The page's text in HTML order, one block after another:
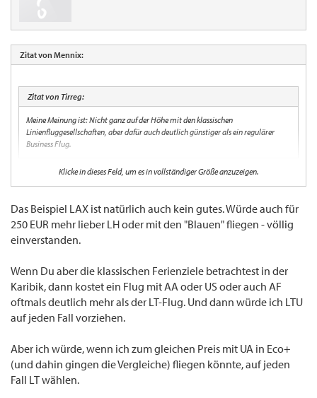
Zitat von Mennix:
Zitat von Tirreg:
Meine Meinung ist: Nicht ganz auf der Höhe mit den klassischen
Linienfluggesellschaften, aber dafür auch deutlich günstiger als ein regulärer
Business Flug.
Deutlich? 250 Euro ist für den dort gebotenen Sitz im Vergleich zu "normalen"
ca. 2.300 all inc. nach LAX komme, dürfte LTU maximal die Hälfte kosten. Über 2000
sind jedoch definitiv das Geld nicht wert. Es mag ja individuelle Geschmacksache sein.
Aber ich gebe nicht mehr als EUR 1.000 für einen Langstreckenflug aus, bei dem ich auf
dem Nachtflug nicht schlafen kann.
Klicke in dieses Feld, um es in vollständiger Größe anzuzeigen.
Das Beispiel LAX ist natürlich auch kein gutes. Würde auch für
250 EUR mehr lieber LH oder mit den "Blauen" fliegen - völlig
einverstanden.
Wenn Du aber die klassischen Ferienziele betrachtest in der
Karibik, dann kostet ein Flug mit AA oder US oder auch AF
oftmals deutlich mehr als der LT-Flug. Und dann würde ich LTU
auf jeden Fall vorziehen.
Aber ich würde, wenn ich zum gleichen Preis mit UA in Eco+
(und dahin gingen die Vergleiche) fliegen könnte, auf jeden
Fall LT wählen.